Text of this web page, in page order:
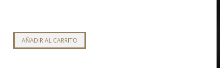
AÑADIR AL CARRITO